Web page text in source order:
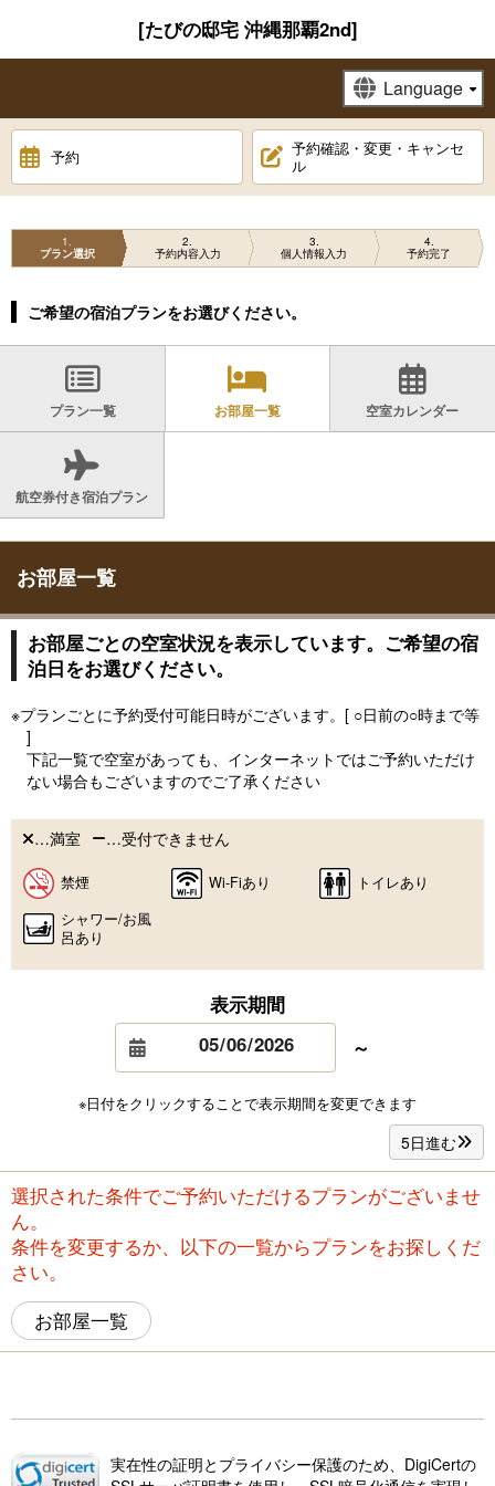
[たびの邸宅 沖縄那覇2nd]
予約
予約確認・変更・キャンセ
ル
1
プラン選択
2
予約内容入力
3
個人情報入力
4
予約完了
ご希望の宿泊プランをお選びください。
プラン一覧 お部屋一覧 空室カレンダー
航空券付き宿泊プラン
お部屋一覧
お部屋ごとの空室状況を表示しています。ご希望の宿
泊日をお選びください。
※プランごとに予約受付可能日時がございます。[ ○日前の○時まで等
]
下記一覧で空室があっても、インターネットではご予約いただけ
ない場合もございますのでご了承ください
…満室 …受付できません
禁煙 Wi-Fiあり
トイレあり
シャワー/お風
呂あり
表示期間
～
※日付をクリックすることで表示期間を変更できます
5日進む
選択された条件でご予約いただけるプランがございませ
ん。
条件を変更するか、以下の一覧からプランをお探しくだ
さい。
お部屋一覧
実在性の証明とプライバシー保護のため、DigiCertの